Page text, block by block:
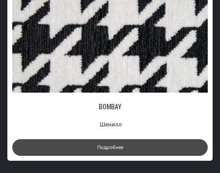
BOMBAY
Шенилл
Подробнее